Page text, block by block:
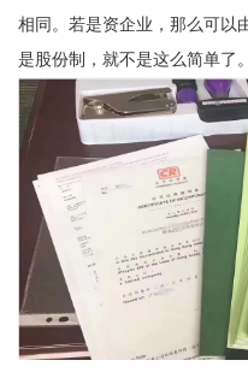
相同。若是资企业，那么可以
是股份制，就不是这么简单了。